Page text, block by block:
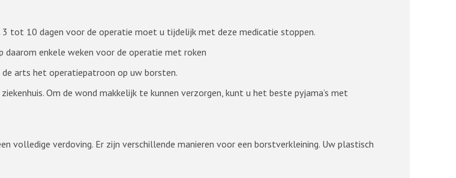
tot 10 dagen voor de operatie moet u tijdelijk met deze medicatie stoppen.
enkele weken voor de operatie met roken
arts het operatiepatroon op uw borsten.
Om de wond makkelijk te kunnen verzorgen, kunt u het beste pyjama’s met
volledige verdoving. Er zijn verschillende manieren voor een borstverkleining. Uw plastisch